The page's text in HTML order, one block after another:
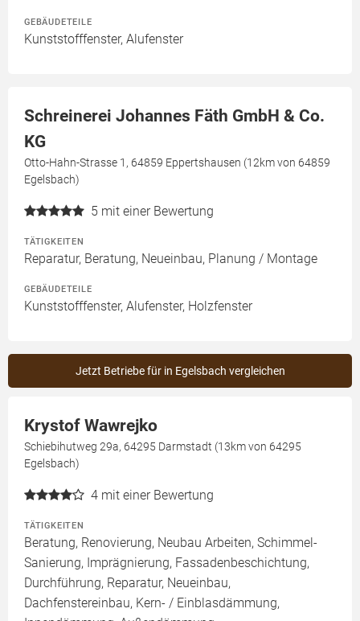
GEBÄUDETEILE
Kunststofffenster, Alufenster
Schreinerei Johannes Fäth GmbH & Co.
KG
Otto-Hahn-Strasse 1, 64859 Eppertshausen (12km von 64859
Egelsbach)
5 mit einer Bewertung
TÄTIGKEITEN
Reparatur, Beratung, Neueinbau, Planung / Montage
GEBÄUDETEILE
Kunststofffenster, Alufenster, Holzfenster
Jetzt Betriebe für in Egelsbach vergleichen
Krystof Wawrejko
Schiebihutweg 29a, 64295 Darmstadt (13km von 64295
Egelsbach)
4 mit einer Bewertung
TÄTIGKEITEN
Beratung, Renovierung, Neubau Arbeiten, Schimmel-
Sanierung, Imprägnierung, Fassadenbeschichtung,
Durchführung, Reparatur, Neueinbau,
Dachfenstereinbau, Kern- / Einblasdämmung,